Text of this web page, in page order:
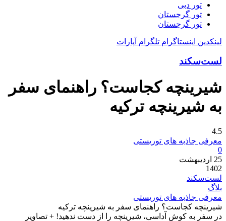
تور دبی
تور گرجستان
تور گرجستان
لینکدین اینستاگرام تلگرام آپارات
لست‌سکند
شیرینچه کجاست؟ راهنمای سفر
به شیرینچه ترکیه
4.5
معرفی جاذبه های توریستی
0
25 اردیبهشت
1402
لست‌سکند
بلاگ
معرفی جاذبه های توریستی
شیرینچه کجاست؟ راهنمای سفر به شیرینچه ترکیه
در سفر به کوش آداسی، شیرینچه را از دست ندهید!‏ + تصاویر